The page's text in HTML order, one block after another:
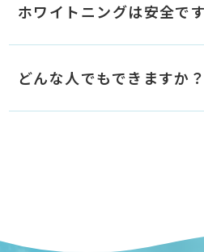
ホワイトニングは安全で
どんな人でもできますか？